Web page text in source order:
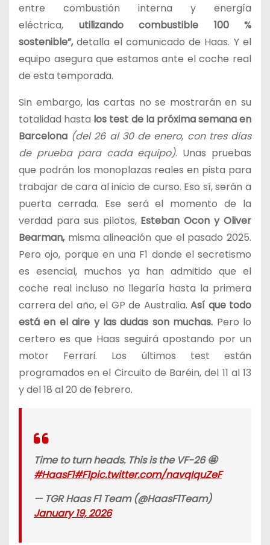
entre combustión interna y energía
eléctrica, utilizando combustible 100 %
sostenible”,detalla el comunicado de Haas. Y el
equipo asegura que estamos ante el coche real
de esta temporada.
Sin embargo, las cartas no se mostrarán en su
totalidad hasta los test de la próxima semana en
Barcelona (del 26 al 30 de enero, con tres días
de prueba para cada equipo). Unas pruebas
que podrán los monoplazas reales en pista para
trabajar de cara al inicio de curso. Eso sí, serán a
puerta cerrada. Ese será el momento de la
verdad para sus pilotos, Esteban Ocon y Oliver
Bearman,misma alineación que el pasado 2025.
Pero ojo, porque en una F1 donde el secretismo
es esencial, muchos ya han admitido que el
coche real incluso no llegaría hasta la primera
carrera del año, el GP de Australia. Así que todo
está en el aire y las dudas son muchas. Pero lo
certero es que Haas seguirá apostando por un
motor Ferrari. Los últimos test están
programados en el Circuito de Baréin, del 11 al 13
y del 18 al 20 de febrero.
Time to turn heads. This is the VF-26 🤩
#HaasF1#F1pic.twitter.com/navqIquZeF
— TGR Haas F1 Team (@HaasF1Team)
January 19, 2026